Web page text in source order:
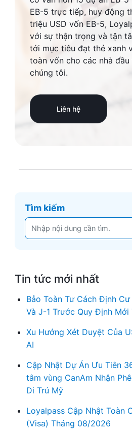
EB-5 trực tiếp, huy động
triệu USD vốn EB-5,
với sự thận trọng và tận
tới mục tiêu đạt thẻ xanh
toàn vốn cho các nhà
chúng tôi.
Liên hệ
Tìm kiếm
Tin tức mới nhất
Bảo Toàn Tư Cách Định
Và J-1 Trước Quy Định Mới
Xu Hướng Xét Duyệt Của
AI
Cập Nhật Dự Án Ưu Tiên
tâm vùng CanAm Nhận
Di Trú Mỹ
Loyalpass Cập Nhật Toàn
(Visa) Tháng 08/2026